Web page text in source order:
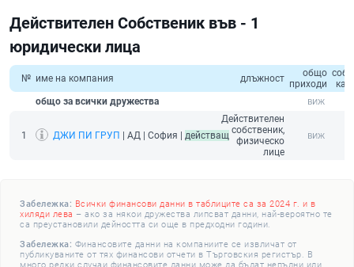
Действителен Собственик във - 1
юридически лица
№ име на компания длъжност
общо
приходи
общо за всички дружества
1 ДЖИ ПИ ГРУП | АД | София | действащ
Действителен
собственик,
физическо
лице
Забележка: Всички финансови данни в таблиците са за 2024 г. и в
хиляди лева – ако за някои дружества липсват данни, най-вероятно те
са преустановили дейността си още в предходни години.
Забележка: Финансовите данни на компаниите се извличат от
публикуваните от тях финансови отчети в Търговския регистър. В